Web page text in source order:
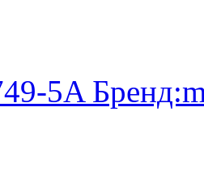
5A Бренд: